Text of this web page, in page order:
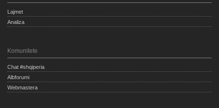
Lajmet
Analiza
Komunitete
Chat #shqiperia
Albforumi
Webmastera